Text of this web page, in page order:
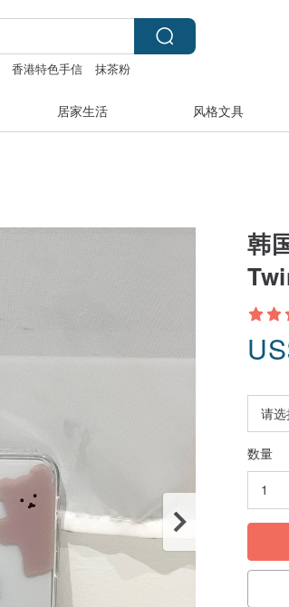
香港特色手信 抹茶粉
居家生活 风格文具
韩
数量